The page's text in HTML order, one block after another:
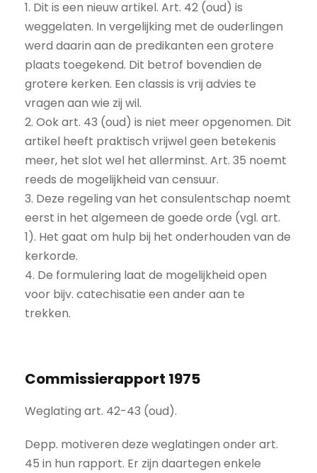
1. Dit is een nieuw artikel. Art. 42 (oud) is
weggelaten. In vergelijking met de ouderlingen
werd daarin aan de predikanten een grotere
plaats toegekend. Dit betrof bovendien de
grotere kerken. Een classis is vrij advies te
vragen aan wie zij wil.
2. Ook art. 43 (oud) is niet meer opgenomen. Dit
artikel heeft praktisch vrijwel geen betekenis
meer, het slot wel het allerminst. Art. 35 noemt
reeds de mogelijkheid van censuur.
3. Deze regeling van het consulentschap noemt
eerst in het algemeen de goede orde (vgl. art.
1). Het gaat om hulp bij het onderhouden van de
kerkorde.
4. De formulering laat de mogelijkheid open
voor bijv. catechisatie een ander aan te
trekken.
Commissierapport 1975
Weglating art. 42-43 (oud).
Depp. motiveren deze weglatingen onder art.
45 in hun rapport. Er zijn daartegen enkele